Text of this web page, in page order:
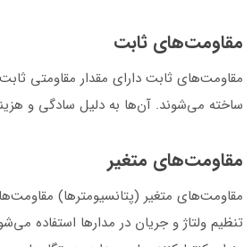
مقاومت‌های ثابت
مقاومت‌های ثابت دارای مقدار مقاومتی
ساخته می‌شوند. آن‌ها به دلیل سادگی و
مقاومت‌های متغیر
مقاومت‌های متغیر (پتانسیومترها)
تنظیم ولتاژ و جریان در مدارها استفاده